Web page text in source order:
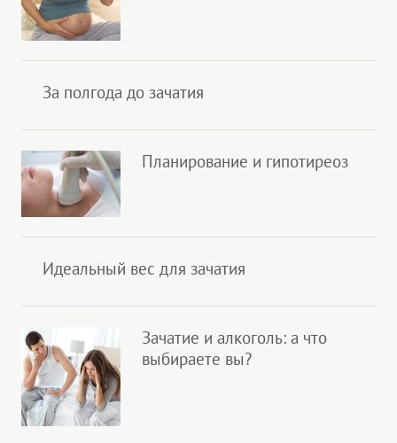
За полгода до зачатия
Планирование и гипотиреоз
Идеальный вес для зачатия
Зачатие и алкоголь: а что
выбираете вы?